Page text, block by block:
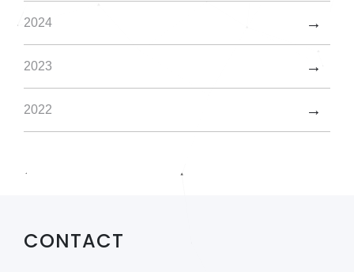
2024
2023
2022
CONTACT